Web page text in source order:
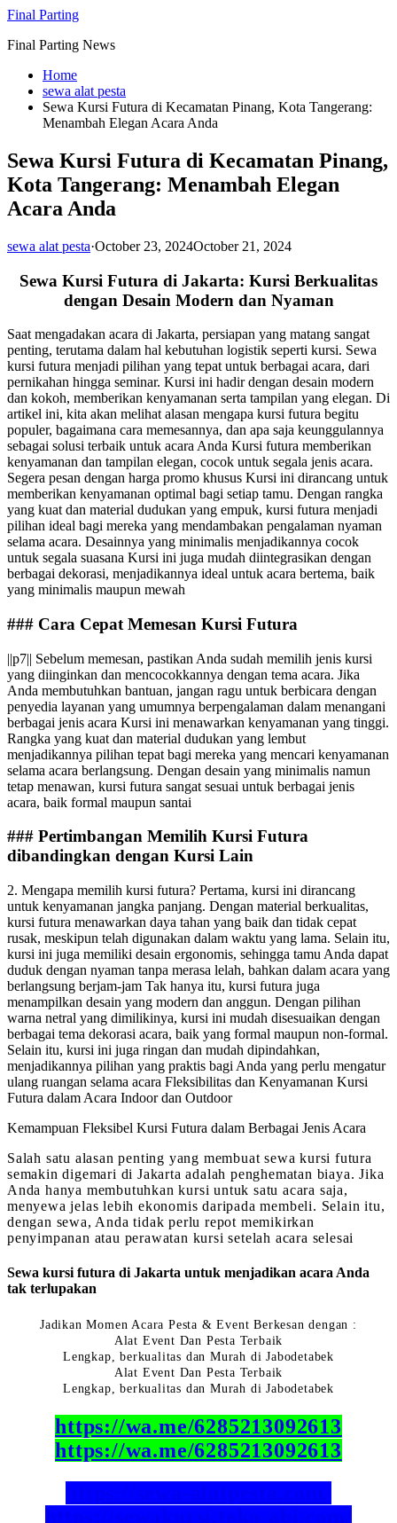
Skip
content
Final Parting
Final Parting News
Home
sewa alat pesta
Sewa Kursi Futura di Kecamatan Pinang, Kota Tangerang:
Menambah Elegan Acara Anda
Sewa Kursi Futura di Kecamatan Pinang,
Kota Tangerang: Menambah Elegan
Acara Anda
sewa alat pesta·October 23, 2024October 21, 2024
Sewa Kursi Futura di Jakarta: Kursi Berkualitas
dengan Desain Modern dan Nyaman
Saat mengadakan acara di Jakarta, persiapan yang matang sangat
penting, terutama dalam hal kebutuhan logistik seperti kursi. Sewa
kursi futura menjadi pilihan yang tepat untuk berbagai acara, dari
pernikahan hingga seminar. Kursi ini hadir dengan desain modern
dan kokoh, memberikan kenyamanan serta tampilan yang elegan. Di
artikel ini, kita akan melihat alasan mengapa kursi futura begitu
populer, bagaimana cara memesannya, dan apa saja keunggulannya
sebagai solusi terbaik untuk acara Anda Kursi futura memberikan
kenyamanan dan tampilan elegan, cocok untuk segala jenis acara.
Segera pesan dengan harga promo khusus Kursi ini dirancang untuk
memberikan kenyamanan optimal bagi setiap tamu. Dengan rangka
yang kuat dan material dudukan yang empuk, kursi futura menjadi
pilihan ideal bagi mereka yang mendambakan pengalaman nyaman
selama acara. Desainnya yang minimalis menjadikannya cocok
untuk segala suasana Kursi ini juga mudah diintegrasikan dengan
berbagai dekorasi, menjadikannya ideal untuk acara bertema, baik
yang minimalis maupun mewah
### Cara Cepat Memesan Kursi Futura
||p7|| Sebelum memesan, pastikan Anda sudah memilih jenis kursi
yang diinginkan dan mencocokkannya dengan tema acara. Jika
Anda membutuhkan bantuan, jangan ragu untuk berbicara dengan
penyedia layanan yang umumnya berpengalaman dalam menangani
berbagai jenis acara Kursi ini menawarkan kenyamanan yang tinggi.
Rangka yang kuat dan material dudukan yang lembut
menjadikannya pilihan tepat bagi mereka yang mencari kenyamanan
selama acara berlangsung. Dengan desain yang minimalis namun
tetap menawan, kursi futura sangat sesuai untuk berbagai jenis
acara, baik formal maupun santai
### Pertimbangan Memilih Kursi Futura
dibandingkan dengan Kursi Lain
2. Mengapa memilih kursi futura? Pertama, kursi ini dirancang
untuk kenyamanan jangka panjang. Dengan material berkualitas,
kursi futura menawarkan daya tahan yang baik dan tidak cepat
rusak, meskipun telah digunakan dalam waktu yang lama. Selain itu,
kursi ini juga memiliki desain ergonomis, sehingga tamu Anda dapat
duduk dengan nyaman tanpa merasa lelah, bahkan dalam acara yang
berlangsung berjam-jam Tak hanya itu, kursi futura juga
menampilkan desain yang modern dan anggun. Dengan pilihan
warna netral yang dimilikinya, kursi ini mudah disesuaikan dengan
berbagai tema dekorasi acara, baik yang formal maupun non-formal.
Selain itu, kursi ini juga ringan dan mudah dipindahkan,
menjadikannya pilihan yang praktis bagi Anda yang perlu mengatur
ulang ruangan selama acara Fleksibilitas dan Kenyamanan Kursi
Futura dalam Acara Indoor dan Outdoor
Kemampuan Fleksibel Kursi Futura dalam Berbagai Jenis Acara
Salah satu alasan penting yang membuat sewa kursi futura
semakin digemari di Jakarta adalah penghematan biaya. Jika
Anda hanya membutuhkan kursi untuk satu acara saja,
menyewa jelas lebih ekonomis daripada membeli. Selain itu,
dengan sewa, Anda tidak perlu repot memikirkan
penyimpanan atau perawatan kursi setelah acara selesai
Sewa kursi futura di Jakarta untuk menjadikan acara Anda
tak terlupakan
Jadikan Momen Acara Pesta & Event Berkesan dengan :
Alat Event Dan Pesta Terbaik
Lengkap, berkualitas dan Murah di Jabodetabek
Alat Event Dan Pesta Terbaik
Lengkap, berkualitas dan Murah di Jabodetabek
https://wa.me/6285213092613
https://wa.me/6285213092613